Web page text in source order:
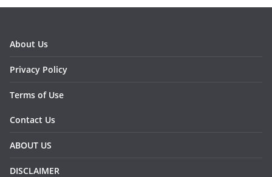
About Us
Privacy Policy
Terms of Use
Contact Us
ABOUT US
DISCLAIMER